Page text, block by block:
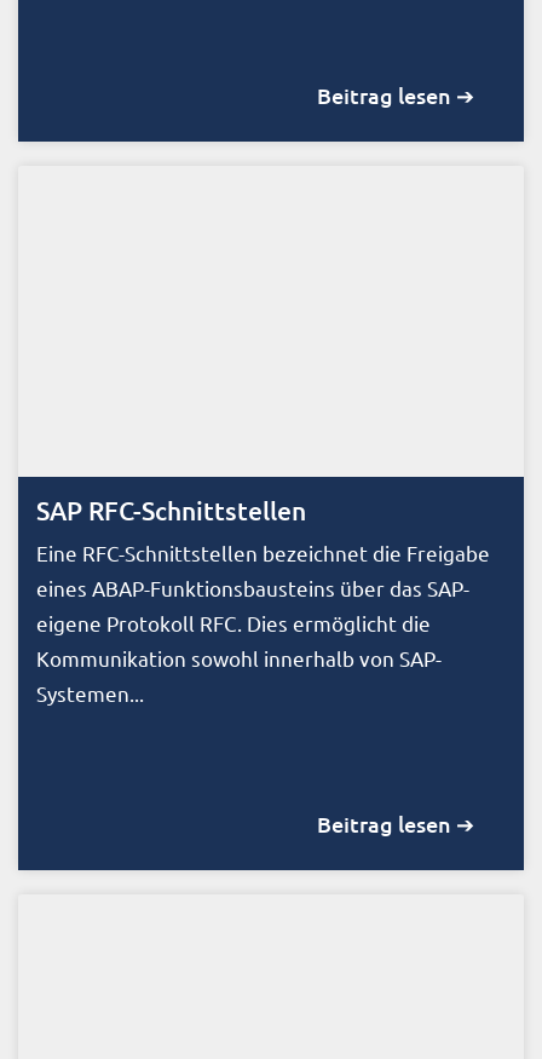
Beitrag lesen ➔
SAP RFC-Schnittstellen
Eine RFC-Schnittstellen bezeichnet die Freigabe
eines ABAP-Funktionsbausteins über das SAP-
eigene Protokoll RFC. Dies ermöglicht die
Kommunikation sowohl innerhalb von SAP-
Systemen...
Beitrag lesen ➔